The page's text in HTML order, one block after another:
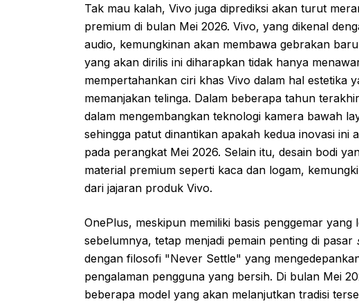
Tak mau kalah, Vivo juga diprediksi akan turut
premium di bulan Mei 2026. Vivo, yang dikenal
audio, kemungkinan akan membawa gebrakan
yang akan dirilis ini diharapkan tidak hanya
mempertahankan ciri khas Vivo dalam hal estetika
memanjakan telinga. Dalam beberapa tahun
dalam mengembangkan teknologi kamera bawah
sehingga patut dinantikan apakah kedua inovasi ini
pada perangkat Mei 2026. Selain itu, desain bodi
material premium seperti kaca dan logam,
dari jajaran produk Vivo.
OnePlus, meskipun memiliki basis penggemar
sebelumnya, tetap menjadi pemain penting di pasar
dengan filosofi "Never Settle" yang
pengalaman pengguna yang bersih. Di bulan Mei
beberapa model yang akan melanjutkan tradisi